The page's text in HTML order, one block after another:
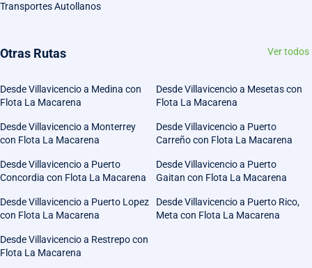
Transportes Autollanos
Otras Rutas Ver todos
Desde Villavicencio a Medina con
Flota La Macarena
Desde Villavicencio a Mesetas con
Flota La Macarena
Desde Villavicencio a Monterrey
con Flota La Macarena
Desde Villavicencio a Puerto
Carreño con Flota La Macarena
Desde Villavicencio a Puerto
Concordia con Flota La Macarena
Desde Villavicencio a Puerto
Gaitan con Flota La Macarena
Desde Villavicencio a Puerto Lopez
con Flota La Macarena
Desde Villavicencio a Puerto Rico,
Meta con Flota La Macarena
Desde Villavicencio a Restrepo con
Flota La Macarena